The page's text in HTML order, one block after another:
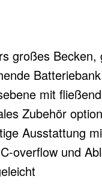
großes
mit
Zubehör
Ausstattung
overflow und